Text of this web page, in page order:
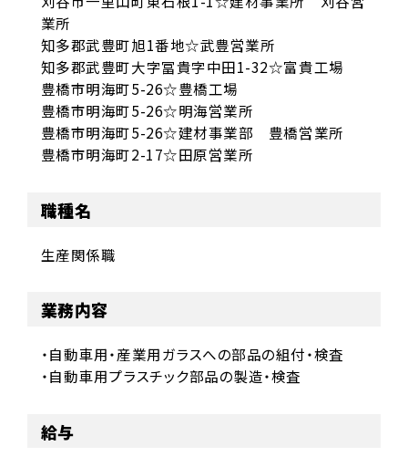
業所
知多郡武豊町旭1番地☆武豊営業所
知多郡武豊町大字冨貴字中田1-32☆富貴工場
豊橋市明海町5-26☆豊橋工場
豊橋市明海町5-26☆明海営業所
豊橋市明海町5-26☆建材事業部 豊橋営業所
豊橋市明海町2-17☆田原営業所
職種名
生産関係職
業務内容
・自動車用・産業用ガラスへの部品の組付・検査
・自動車用プラスチック部品の製造・検査
給与